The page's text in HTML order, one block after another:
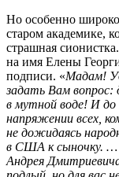
Но особенно
старом академике,
страшная
на имя Елены
подписи. «Мадам!
задать Вам вопрос:
в мутной воде! И до
напряжении всех,
не дожидаясь
в США к сыночку. …
Андрея